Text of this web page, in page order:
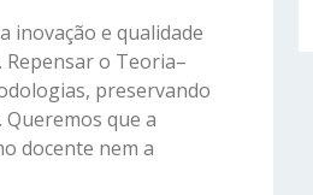
inovação e qualidade
Repensar o Teoria–
preservando
que a
docente nem a